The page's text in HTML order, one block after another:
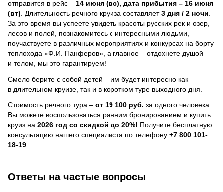
отправится в рейс – 14 июня (вс), дата прибытия – 16 июня
(вт) . Длительность речного круиза составляет3 дня / 2 ночи
За это время вы успеете увидеть красоты русских рек и озер,
лесов и полей, познакомитесь с интересными людьми,
поучаствуете в различных мероприятиях и конкурсах на борту
теплохода «Ф.И. Панферов», а главное – отдохнете душой
и телом, мы это гарантируем!
Смело берите с собой детей – им будет интересно как
в длительном круизе, так и в коротком туре выходного дня.
Стоимость речного тура – от 19 100 руб. за одного человека.
Вы можете воспользоваться ранним бронированием и купить
круиз на 2026 год со скидкой до 20%! Получите бесплатную
консультацию нашего специалиста по телефону +7 800 101-
18-19
Ответы на частые вопросы